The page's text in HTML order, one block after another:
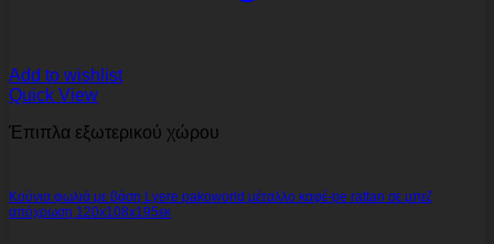
Add to wishlist
Quick View
Έπιπλα εξωτερικού χώρου
Κούνια φωλιά με βάση Lyere pakoworld μέταλλο καφέ-pe rattan σε μπεζ
απόχρωση 120x108x195εκ